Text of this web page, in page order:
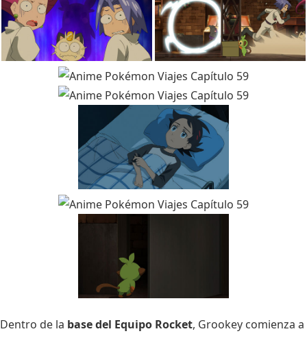
Dentro de la base del Equipo Rocket, Grookey comienza a